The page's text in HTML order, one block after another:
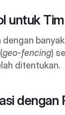
untuk
dengan
geo-fencing)
ditentukan.
dengan